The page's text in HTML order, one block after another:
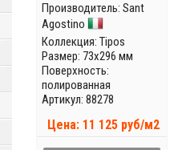
Производитель: Sant
Agostino
Коллекция: Tipos
Размер: 73x296 мм
Поверхность:
полированная
Артикул: 88278
Цена: 11 125 руб/м2